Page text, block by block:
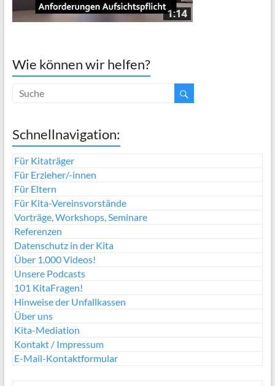
Wie können wir helfen?
Schnellnavigation:
Für Kitaträger
Für Erzieher/-innen
Für Eltern
Für Kita-Vereinsvorstände
Vorträge, Workshops, Seminare
Referenzen
Datenschutz in der Kita
Über 1.000 Videos!
Unsere Podcasts
101 KitaFragen!
Hinweise der Unfallkassen
Über uns
Kita-Mediation
Kontakt / Impressum
E-Mail-Kontaktformular